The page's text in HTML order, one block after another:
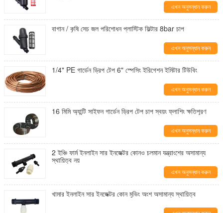
এখন অনুসন্ধান করুন
বাগান / কৃষি সেচ জল পরিশোধন প্লাস্টিক ফিল্টার 8bar চাপ
এখন অনুসন্ধান করুন
1/4" PE গার্ডেন ড্রিপ টেপ 6" স্পেসিং ইরিগেশন ইমিটার টিউবিং
এখন অনুসন্ধান করুন
16 মিমি অ্যান্টি সাইফন গার্ডেন ড্রিপ টেপ চাপ স্বয়ং ফ্লাশিং ক্ষতিপূরণ
এখন অনুসন্ধান করুন
2 ইঞ্চি ফার্ম ইনলাইন সার ইনজেক্টর কোনও চলমান যন্ত্রাংশের অসামান্য
স্থায়িত্ব নয়
এখন অনুসন্ধান করুন
খামার ইনলাইন সার ইনজেক্টর কোন মুভিং অংশ অসামান্য স্থায়িত্ব